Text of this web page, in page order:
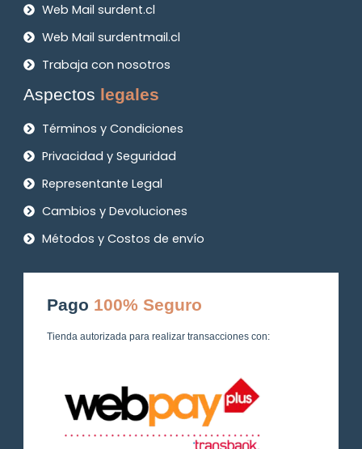
Web Mail surdent.cl
Web Mail surdentmail.cl
Trabaja con nosotros
Aspectos legales
Términos y Condiciones
Privacidad y Seguridad
Representante Legal
Cambios y Devoluciones
Métodos y Costos de envío
Pago 100% Seguro
Tienda autorizada para realizar transacciones con: